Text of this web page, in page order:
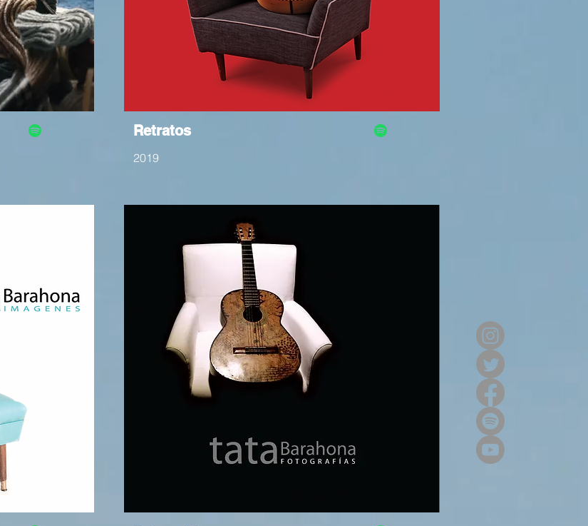
Retratos
2019